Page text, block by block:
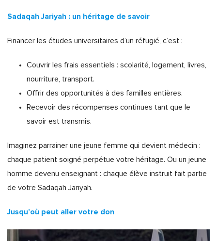
Sadaqah Jariyah : un héritage de savoir
Financer les études universitaires d’un réfugié, c’est :
Couvrir les frais essentiels : scolarité, logement, livres,
nourriture, transport.
Offrir des opportunités à des familles entières.
Recevoir des récompenses continues tant que le
savoir est transmis.
Imaginez parrainer une jeune femme qui devient médecin :
chaque patient soigné perpétue votre héritage. Ou un jeune
homme devenu enseignant : chaque élève instruit fait partie
de votre Sadaqah Jariyah.
Jusqu’où peut aller votre don